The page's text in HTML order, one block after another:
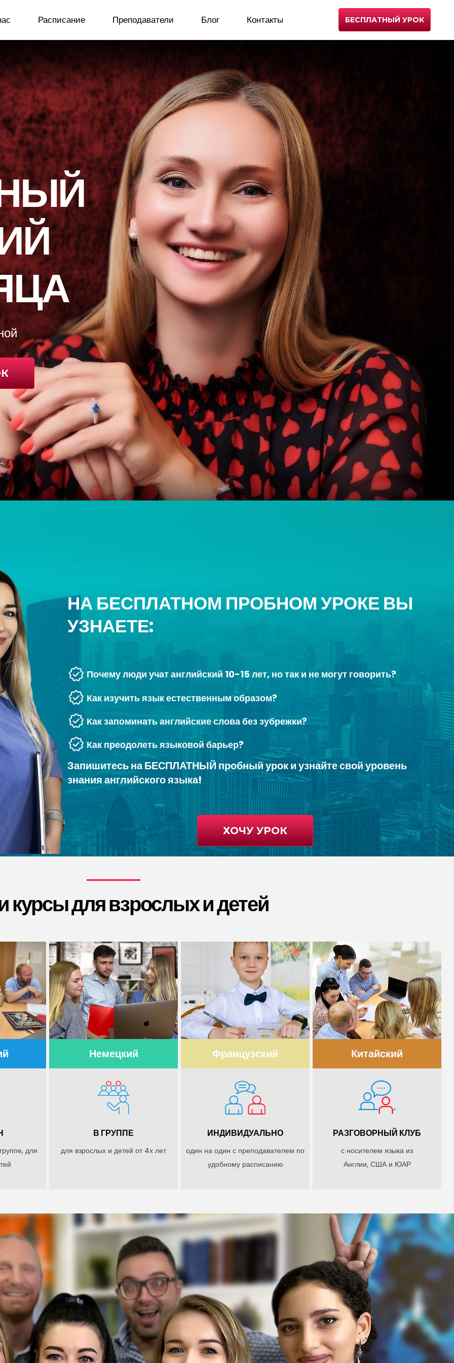
Расписание Преподаватели Блог Контакты БЕСПЛАТНЫЙ УРОК
НА БЕСПЛАТНОМ ПРОБНОМ УРОКЕ ВЫ
УЗНАЕТЕ:
Почему люди учат английский 10-15 лет, но так и не могут говорить?
Как изучить язык естественным образом?
Как запоминать английские слова без зубрежки?
Как преодолеть языковой барьер?
Запишитесь на БЕСПЛАТНЫЙ пробный урок и узнайте свой уровень
знания английского языка!
ХОЧУ УРОК
курсы для взрослых и детей
для
Немецкий
В ГРУППЕ
для взрослых и детей от 4х лет
Французский
ИНДИВИДУАЛЬНО
один на один с преподавателем по
удобному расписанию
Китайский
РАЗГОВОРНЫЙ КЛУБ
с носителем языка из
Англии, США и ЮАР